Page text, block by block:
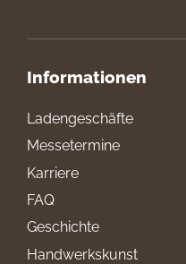
Informationen
Ladengeschäfte
Messetermine
Karriere
FAQ
Geschichte
Handwerkskunst